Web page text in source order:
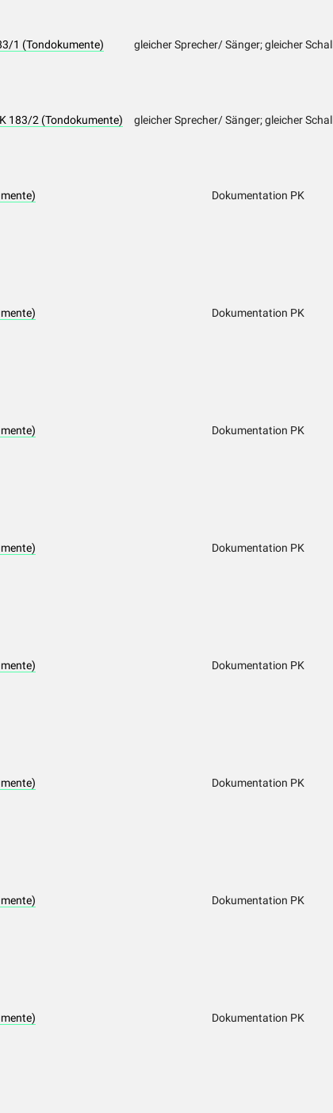
1 (Tondokumente) gleicher Sprecher/ Sänger; gleicher
183/2 (Tondokumente) gleicher Sprecher/ Sänger; gleicher
Dokumentation PK
Dokumentation PK
Dokumentation PK
Dokumentation PK
Dokumentation PK
Dokumentation PK
Dokumentation PK
Dokumentation PK